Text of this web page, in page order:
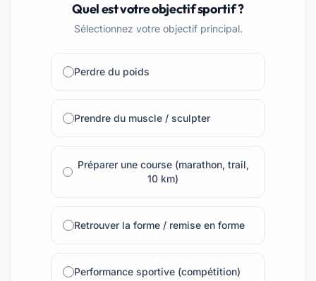
Quel est votre objectif sportif ?
Sélectionnez votre objectif principal.
Perdre du poids
Prendre du muscle / sculpter
Préparer une course (marathon, trail,
10 km)
Retrouver la forme / remise en forme
Performance sportive (compétition)